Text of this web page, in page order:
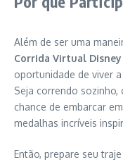
Além de ser uma
Corrida Virtual Disney
oportunidade de viver
Seja correndo
chance de embarcar
medalhas incríveis
Então, prepare seu